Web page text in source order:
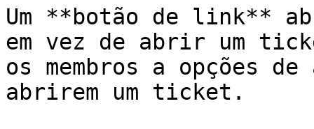
Um **botão de link**
em vez de abrir um
os membros a opções
abrirem um ticket.